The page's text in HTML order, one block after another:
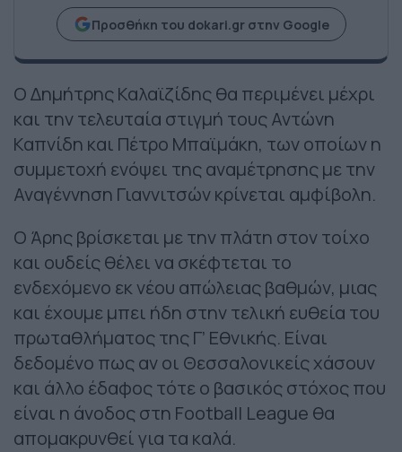
Προσθήκη του dokari.gr στην Google
Ο Δημήτρης Καλαϊζίδης θα περιμένει μέχρι
και την τελευταία στιγμή τους Αντώνη
Καπνίδη και Πέτρο Μπαϊμάκη, των οποίων η
συμμετοχή ενόψει της αναμέτρησης με την
Αναγέννηση Γιαννιτσών κρίνεται αμφίβολη.
Ο Άρης βρίσκεται με την πλάτη στον τοίχο
και ουδείς θέλει να σκέφτεται το
ενδεχόμενο εκ νέου απώλειας βαθμών, μιας
και έχουμε μπει ήδη στην τελική ευθεία του
πρωταθλήματος της Γ’ Εθνικής. Είναι
δεδομένο πως αν οι Θεσσαλονικείς χάσουν
και άλλο έδαφος τότε ο βασικός στόχος που
είναι η άνοδος στη Football League θα
απομακρυνθεί για τα καλά.